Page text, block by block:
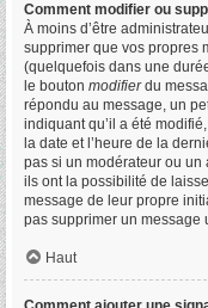
Comment modifier ou
À moins d’être
supprimer que vos propres
(quelquefois dans une
le bouton modifierdu
répondu au message, un
indiquant qu’il a été
la date et l’heure de la
pas si un modérateur ou
ils ont la possibilité de
message de leur propre
pas supprimer un message
Haut